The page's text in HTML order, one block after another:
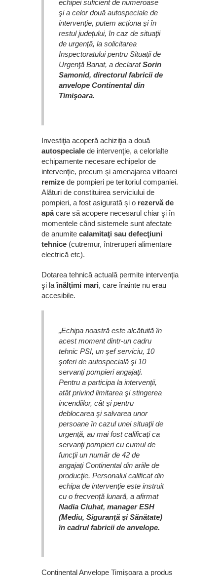
echipei suficient de numeroase
şi a celor două autospeciale de
intervenţie, putem acţiona şi în
restul judeţului, în caz de situaţii
de urgenţă, la solicitarea
Inspectoratului pentru Situaţii de
Urgenţă Banat, a declaratSorin
Samonid, directorul fabricii de
anvelope Continental din
Timişoara.
Investiţia acoperă achiziţia a două
autospeciale de intervenţie, a celorlalte
echipamente necesare echipelor de
intervenţie, precum şi amenajarea viitoarei
remize de pompieri pe teritoriul companiei.
Alături de constituirea serviciului de
pompieri, a fost asigurată şi o rezervă de
apăcare să acopere necesarul chiar şi în
momentele când sistemele sunt afectate
de anumite calamitaţi sau defecţiuni
tehnice (cutremur, întreruperi alimentare
electrică etc).
Dotarea tehnică actuală permite intervenţia
şi laînălţimi mari, care înainte nu erau
accesibile.
„Echipa noastră este alcătuită în
acest moment dintr-un cadru
tehnic PSI, un şef serviciu, 10
şoferi de autospecială şi 10
servanţi pompieri angajaţi.
Pentru a participa la intervenţii,
atât privind limitarea şi stingerea
incendiilor, cât şi pentru
deblocarea şi salvarea unor
persoane în cazul unei situaţii de
urgenţă, au mai fost calificaţi ca
servanţi pompieri cu cumul de
funcţii un număr de 42 de
angajaţi Continental din ariile de
producţie. Personalul calificat din
echipa de intervenţie este instruit
cu o frecvenţă lunară, a afirmat
Nadia Ciuhat, manager ESH
(Mediu, Siguranţă şi Sănătate)
în cadrul fabricii de anvelope.
Continental Anvelope Timişoara a produs